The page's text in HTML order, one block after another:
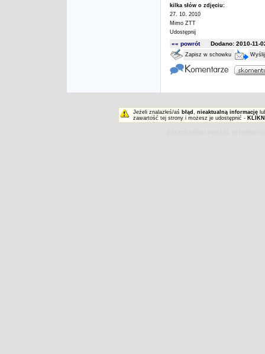
kilka słów o zdjęciu:
27. 10. 2010
Mimo ZTT
Udostępnij
«« powrótDodano: 2010-11-
Zapisz w schowku
Jeżeli znalazłeś/aś błąd , nieaktualną informację
zawartość tej strony i możesz je udostępnić -